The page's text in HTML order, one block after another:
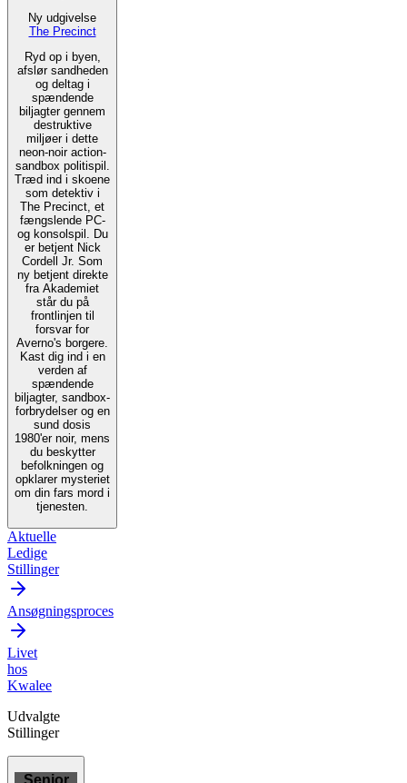
Ny udgivelse
The Precinct
Ryd op i byen,
afslør sandheden
og deltag i
spændende
biljagter gennem
destruktive
miljøer i dette
neon-noir action-
sandbox politispil.
Træd ind i skoene
som detektiv i
The Precinct, et
fængslende PC-
og konsolspil. Du
er betjent Nick
Cordell Jr. Som
ny betjent direkte
fra Akademiet
står du på
frontlinjen til
forsvar for
Averno's borgere.
Kast dig ind i en
verden af
spændende
biljagter, sandbox-
forbrydelser og en
sund dosis
1980'er noir, mens
du beskytter
befolkningen og
opklarer mysteriet
om din fars mord i
tjenesten.
Aktuelle
Ledige
Stillinger
Ansøgningsproces
Livet
hos
Kwalee
Udvalgte
Stillinger